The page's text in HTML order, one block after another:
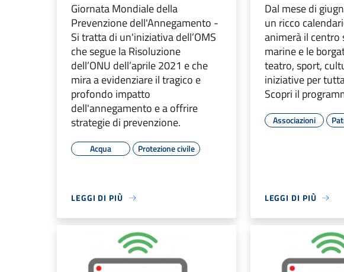
Giornata Mondiale della
Prevenzione dell'Annegamento -
Si tratta di un'iniziativa dell’OMS
che segue la Risoluzione
dell’ONU dell’aprile 2021 e che
mira a evidenziare il tragico e
profondo impatto
dell'annegamento e a offrire
strategie di prevenzione.
Acqua Protezione civile
LEGGI DI PIÙ
Dal mese di
un ricco
animerà il centro
marine e le
teatro, sport,
iniziative per
Scopri il
Associazioni
LEGGI DI PIÙ